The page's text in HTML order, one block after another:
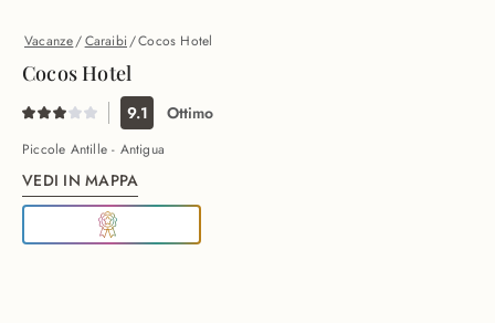
Vacanze/Caraibi/Cocos Hotel
Cocos Hotel
9.1 Ottimo
Piccole Antille - Antigua
VEDI IN MAPPA